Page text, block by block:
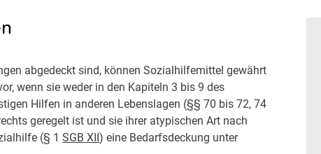
abgedeckt sind, können Sozialhilfemittel gewährt
wenn sie weder in den Kapiteln 3 bis 9 des
Hilfen in anderen Lebenslagen (§§ 70 bis 72, 74
geregelt ist und sie ihrer atypischen Art nach
(§ 1 SGB XII) eine Bedarfsdeckung unter